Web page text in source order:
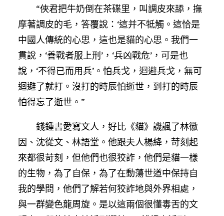
“俠君把牛奶倒在茶碟里，叫調皮來舔，撫
摩著調皮的毛，答覆說：‘這并不牴觸。這恰是
中國人傳統的心思，這也是貓的心思。我們一
貫說，‘善戰者服上刑’，‘兵凶戰危’，可是也
說，‘不得已而用兵’。怕兵戈，迴避兵戈，無可
迴避了就打。沒打的時辰怕逝世，到打的時辰
怕得忘了逝世。”
錢鍾書愛寫文人，好比《貓》譏諷了林徽
因、沈從文、林語堂。他跟夫人楊絳，苛刻起
來都很苛刻，但他們也很狡詐，他們是貓一樣
的生物，為了自保，為了在動蕩世道中保持自
我的學問，他們了解若何狡詐地與外界相處，
與一群變色龍周旋。是以這兩個很懂毒舌的文